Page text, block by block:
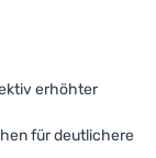
erhöhter
für deutlichere